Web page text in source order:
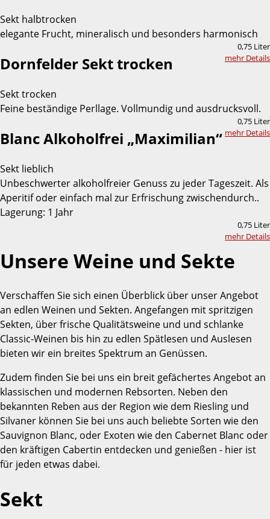
Sekt halbtrocken
elegante Frucht, mineralisch und besonders harmonisch
0,75 Liter
mehr Details
Dornfelder Sekt trocken
Sekt trocken
Feine beständige Perllage. Vollmundig und ausdrucksvoll.
0,75 Liter
mehr Details
Blanc Alkoholfrei „Maximilian“
Sekt lieblich
Unbeschwerter alkoholfreier Genuss zu jeder Tageszeit. Als
Aperitif oder einfach mal zur Erfrischung zwischendurch..
Lagerung: 1 Jahr
0,75 Liter
mehr Details
Unsere Weine und Sekte
Verschaffen Sie sich einen Überblick über unser Angebot
an edlen Weinen und Sekten. Angefangen mit spritzigen
Sekten, über frische Qualitätsweine und und schlanke
Classic-Weinen bis hin zu edlen Spätlesen und Auslesen
bieten wir ein breites Spektrum an Genüssen.
Zudem finden Sie bei uns ein breit gefächertes Angebot an
klassischen und modernen Rebsorten. Neben den
bekannten Reben aus der Region wie dem Riesling und
Silvaner können Sie bei uns auch beliebte Sorten wie den
Sauvignon Blanc, oder Exoten wie den Cabernet Blanc oder
den kräftigen Cabertin entdecken und genießen - hier ist
für jeden etwas dabei.
Sekt